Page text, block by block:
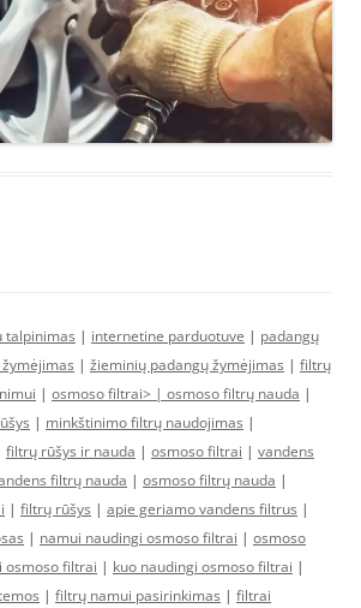
talpinimas | internetine parduotuve | padangų
| žieminių padangų žymėjimas | filtrų
| osmoso filtrai> | osmoso filtrų nauda |
| minkštinimo filtrų naudojimas |
filtrų rūšys ir nauda | osmoso filtrai | vandens
filtrų nauda | osmoso filtrų nauda |
| filtrų rūšys | apie geriamo vandens filtrus |
| namui naudingi osmoso filtrai | osmoso
osmoso filtrai | kuo naudingi osmoso filtrai |
| filtrų namui pasirinkimas | filtrai